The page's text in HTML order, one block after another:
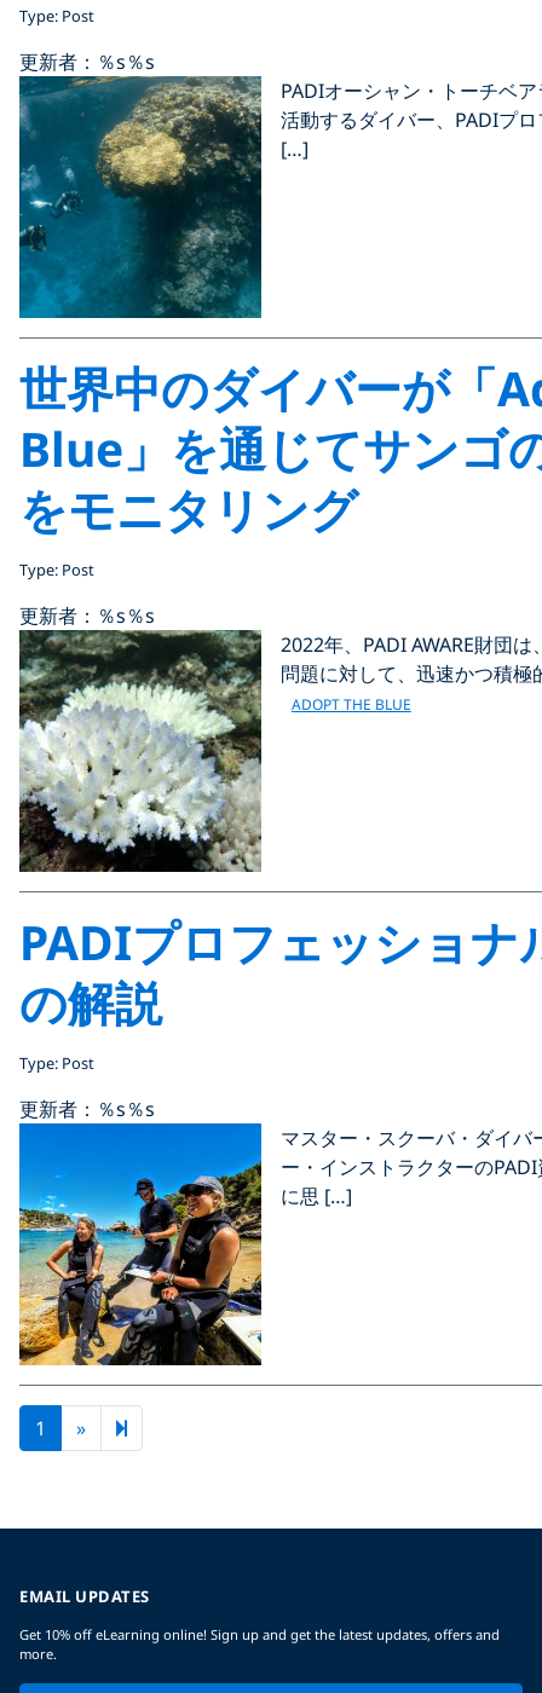
Type: Post
更新者：％s％s
PADIオーシャン・トーチベ
活動するダイバー、PADIプ
[…]
世界中のダイバーが「
Blue」を通じてサンゴ
をモニタリング
Type: Post
更新者：％s％s
2022年、PADI AWARE財団
問題に対して、迅速かつ積
ADOPT THE BLUE
PADIプロフェッショナ
の解説
Type: Post
更新者：％s％s
マスター・スクーバ・ダイ
ー・インストラクターの
に思 […]
1 »Next page
2
EMAIL UPDATES
Get 10% off eLearning online! Sign up and get the latest updates, offers and
more.